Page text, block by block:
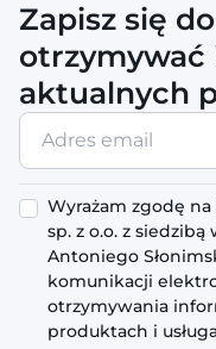
Zapisz się
otrzymywać
aktualnych
Adres
email
Wyrażam zgodę
sp. z o.o. z siedzibą
Antoniego
komunikacji
otrzymywania
produktach i